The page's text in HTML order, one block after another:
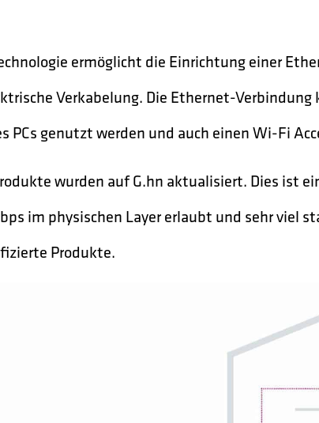
ermöglicht die Einrichtung einer
Verkabelung. Die Ethernet-Verbindung
PCs genutzt werden und auch einen Wi-Fi
wurden auf G.hn aktualisiert. Dies ist
im physischen Layer erlaubt und sehr viel
Produkte.